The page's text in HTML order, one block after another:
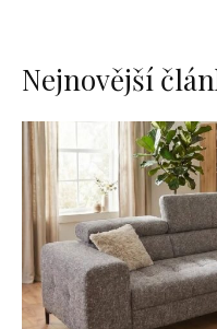
Nejnovější